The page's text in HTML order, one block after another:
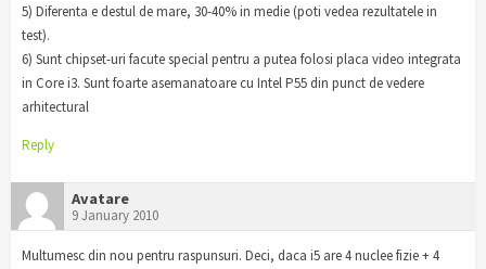
5) Diferenta e destul de mare, 30-40% in medie (poti vedea rezultatele in
test).
6) Sunt chipset-uri facute special pentru a putea folosi placa video integrata
in Core i3. Sunt foarte asemanatoare cu Intel P55 din punct de vedere
arhitectural
Reply
Avatare
9 January 2010
Multumesc din nou pentru raspunsuri. Deci, daca i5 are 4 nuclee fizie + 4